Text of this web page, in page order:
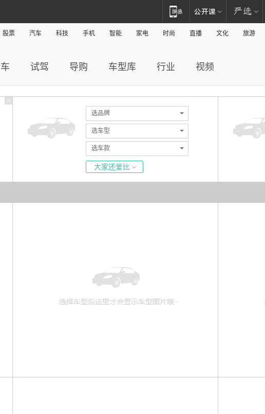
股票 汽车 科技 手机 智能 家电 时尚 直播 文化 旅游
试驾 导购 车型库 行业 视频
选品牌
选车型
选车款
大家还爱比